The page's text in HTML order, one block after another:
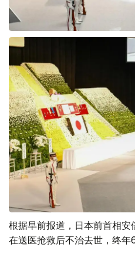
根据早前报道，日本前首相安
在送医抢救后不治去世，终年